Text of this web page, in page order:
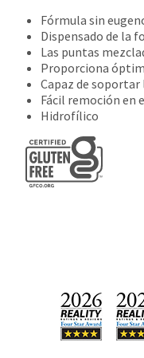
Fórmula sin
Dispensado de la
Las puntas
Proporciona
Capaz de
Fácil remoción en
Hidrofílico